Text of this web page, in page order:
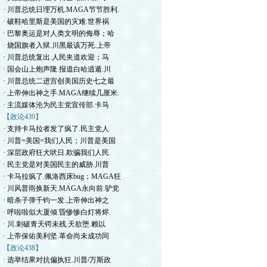
· 川普总统日理万机.MAGA节节胜利.
· 破鞋哈里斯是美国的灾难.世界祸
· 巴黎奥运是对人类文明的侮辱；哈
· 烧国旗者入狱.川黑最该万死.上帝
· 川普总统复出.人民夹道欢迎；马
· 国会山上炮声隆.报道白哈逍遁.川
· 川普总统二进宫创美国历史七之最
· 上帝伸出神之手.MAGA继续几厘米.
· 主流媒体沦为民主党宣传部.卡马
【政论439】
· 支持卡马拉者发了疯了.民主党人
· 川普=美国=我们人民；川普是美国
· 深层政府狂犬吠日.欺骗我们人民.
· 民主党是对美国民主的威胁.川普
· 卡马拉疯了.佩洛西床bug；MAGA狂
· 川风普雨换新天.MAGA永向前.驴党
· 暗杀子弹千钧一发.上帝伸出神之
· 呼啦啦似大厦倾.昏惨惨白灯将烬.
· 川.刺破青天锷未残.天欲堕.赖以
· 上帝保佑美利坚.革命尚未成功同
【政论438】
· 选举结果对抗偏执狂.川普/万斯政